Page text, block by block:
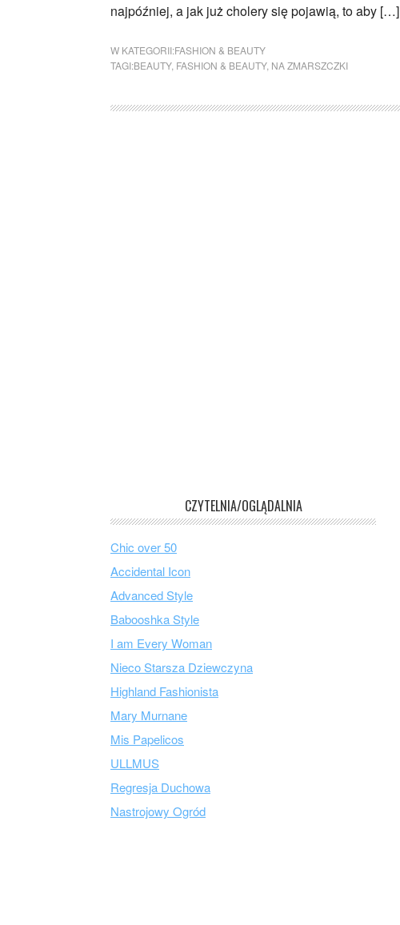
najpóźniej, a jak już cholery się pojawią, to aby […]
W KATEGORII:FASHION & BEAUTY
TAGI:BEAUTY, FASHION & BEAUTY, NA ZMARSZCZKI
CZYTELNIA/OGLĄDALNIA
Chic over 50
Accidental Icon
Advanced Style
Babooshka Style
I am Every Woman
Nieco Starsza Dziewczyna
Highland Fashionista
Mary Murnane
Mis Papelicos
ULLMUS
Regresja Duchowa
Nastrojowy Ogród